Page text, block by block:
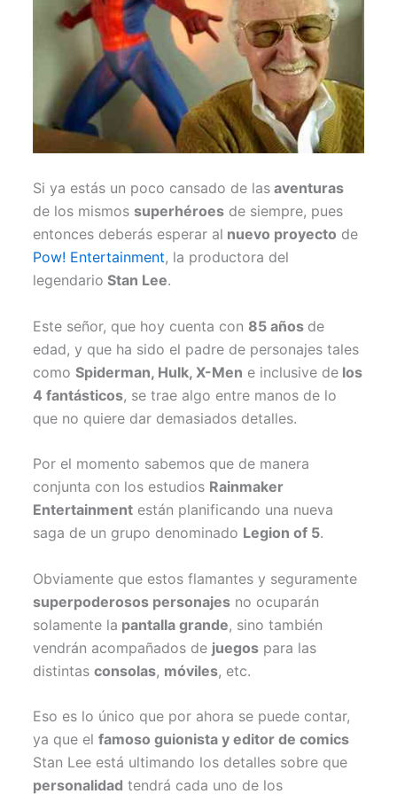
Si ya estás un poco cansado de las aventuras
de los mismos superhéroes de siempre, pues
entonces deberás esperar al nuevo proyecto de
Pow! Entertainment, la productora del
legendario Stan Lee.
Este señor, que hoy cuenta con 85 años de
edad, y que ha sido el padre de personajes tales
comoSpiderman, Hulk, X-Men e inclusive de los
4 fantásticos, se trae algo entre manos de lo
que no quiere dar demasiados detalles.
Por el momento sabemos que de manera
conjunta con los estudios Rainmaker
Entertainment están planificando una nueva
saga de un grupo denominado Legion of 5.
Obviamente que estos flamantes y seguramente
superpoderosos personajes no ocuparán
solamente la pantalla grande, sino también
vendrán acompañados de juegos para las
distintasconsolas, móviles, etc.
Eso es lo único que por ahora se puede contar,
ya que elfamoso guionista y editor de comics
Stan Lee está ultimando los detalles sobre que
personalidad tendrá cada uno de los